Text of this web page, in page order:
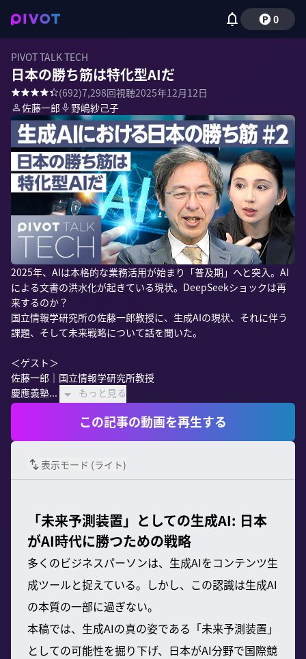
0
PIVOT TALK TECH
日本の勝ち筋は特化型AIだ
(692)7,298回視聴2025年12月12日
佐藤一郎
野嶋紗己子
2025年、AIは本格的な業務活用が始まり「普及期」へと突入。AI
による文書の洪水化が起きている現状。DeepSeekショックは再
来するのか？
国立情報学研究所の佐藤一郎教授に、生成AIの現状、それに伴う
課題、そして未来戦略について話を聞いた。
＜ゲスト＞
佐藤一郎｜国立情報学研究所教授
慶應義塾...
もっと見る
この記事の動画を再生する
表示モード (ライト)
「未来予測装置」としての生成AI: 日本
がAI時代に勝つための戦略
多くのビジネスパーソンは、生成AIをコンテンツ生
成ツールと捉えている。しかし、この認識は生成AI
の本質の一部に過ぎない。
本稿では、生成AIの真の姿である「未来予測装置」
としての可能性を掘り下げ、日本がAI分野で国際競